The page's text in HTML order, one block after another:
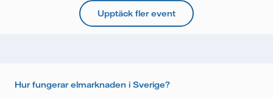
Upptäck fler event
Hur fungerar elmarknaden i Sverige?